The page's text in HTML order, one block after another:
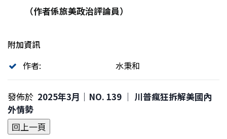
（作者係旅美政治評論員）
附加資訊
作者:
水秉和
發佈於 2025年3月｜NO. 139 │ 川普瘋狂拆解美國內
外情勢